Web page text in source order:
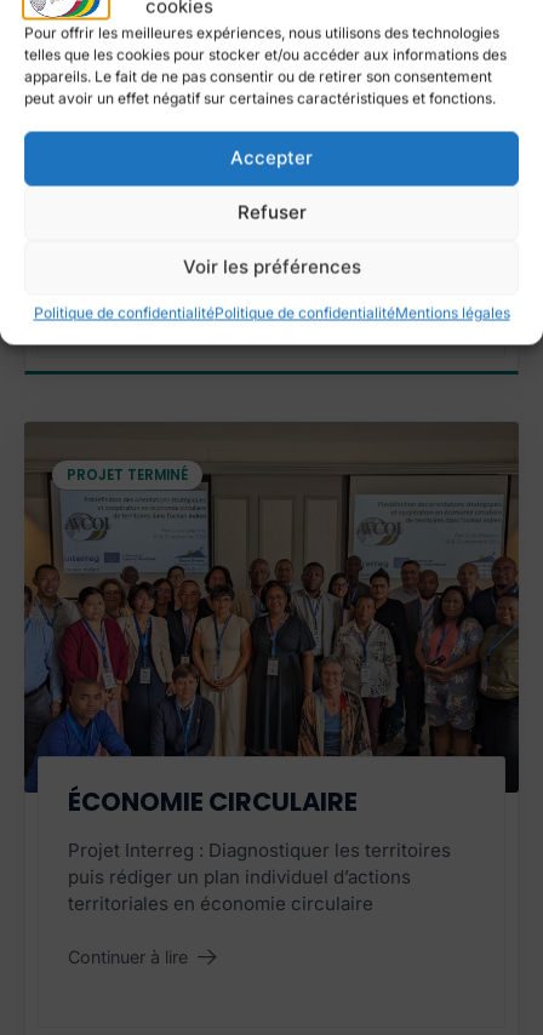
cookies
Pour offrir les meilleures expériences, nous utilisons des technologies
telles que les cookies pour stocker et/ou accéder aux informations des
appareils. Le fait de ne pas consentir ou de retirer son consentement
peut avoir un effet négatif sur certaines caractéristiques et fonctions.
Accepter
Refuser
Voir les préférences
Politique de confidentialitéPolitique de confidentialitéMentions légales
PROTECTION DES OCÉANS
Orientations stratégiques et coopération en
économie circulaire de territoires dans l’Océan
PROJET TERMINÉ
ÉCONOMIE CIRCULAIRE
PROJET TERMINÉ
Projet Interreg : Diagnostiquer les territoires
puis rédiger un plan individuel d’actions
territoriales en économie circulaire
Continuer à lire
"Économie circulaire
PROJET TERMINÉ